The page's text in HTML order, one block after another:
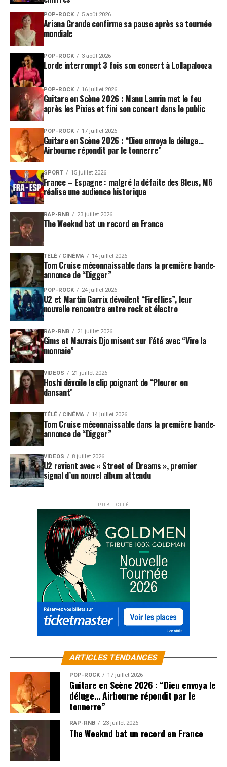
POP-ROCK 5 août 2026
Ariana Grande confirme sa pause après sa tournée
mondiale
POP-ROCK 3 août 2026
Lorde interrompt 3 fois son concert à Lollapalooza
POP-ROCK 16 juillet 2026
Guitare en Scène 2026 : Manu Lanvin met le feu
après les Pixies et fini son concert dans le public
POP-ROCK 17 juillet 2026
Guitare en Scène 2026 : “Dieu envoya le déluge…
Airbourne répondit par le tonnerre”
SPORT 15 juillet 2026
France – Espagne : malgré la défaite des Bleus, M6
réalise une audience historique
RAP-RNB 23 juillet 2026
The Weeknd bat un record en France
TÉLÉ / CINÉMA 14 juillet 2026
Tom Cruise méconnaissable dans la première bande-
annonce de “Digger”
POP-ROCK 24 juillet 2026
U2 et Martin Garrix dévoilent “Fireflies”, leur
nouvelle rencontre entre rock et électro
RAP-RNB 21 juillet 2026
Gims et Mauvais Djo misent sur l’été avec “Vive la
monnaie”
VIDEOS 21 juillet 2026
Hoshi dévoile le clip poignant de “Pleurer en
dansant”
TÉLÉ / CINÉMA 14 juillet 2026
Tom Cruise méconnaissable dans la première bande-
annonce de “Digger”
VIDEOS 8 juillet 2026
U2 revient avec « Street of Dreams », premier
signal d’un nouvel album attendu
PUBLICITÉ
ARTICLES TENDANCES
POP-ROCK 17 juillet 2026
Guitare en Scène 2026 : “Dieu envoya le
déluge… Airbourne répondit par le
tonnerre”
RAP-RNB 23 juillet 2026
The Weeknd bat un record en France